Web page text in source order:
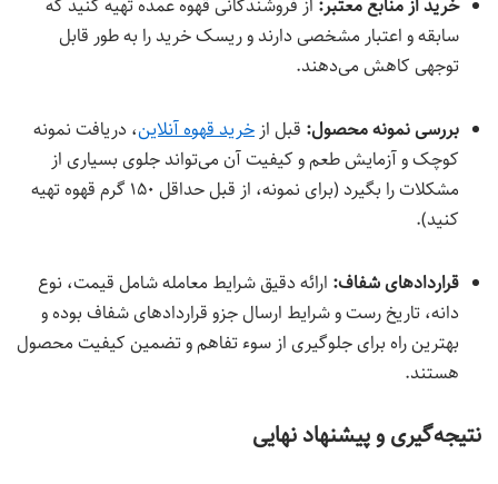
خرید از منابع معتبر: از فروشندگانی قهوه عمده تهیه کنید که
سابقه و اعتبار مشخصی دارند و ریسک خرید را به طور قابل
توجهی کاهش می‌دهند.
بررسی نمونه محصول: قبل از خرید قهوه آنلاین، دریافت نمونه
کوچک و آزمایش طعم و کیفیت آن می‌تواند جلوی بسیاری از
مشکلات را بگیرد (برای نمونه، از قبل حداقل ۱۵۰ گرم قهوه تهیه
کنید).
قراردادهای شفاف: ارائه دقیق شرایط معامله شامل قیمت، نوع
دانه، تاریخ رست و شرایط ارسال جزو قراردادهای شفاف بوده و
بهترین راه برای جلوگیری از سوء تفاهم و تضمین کیفیت محصول
هستند.
نتیجه‌گیری و پیشنهاد نهایی